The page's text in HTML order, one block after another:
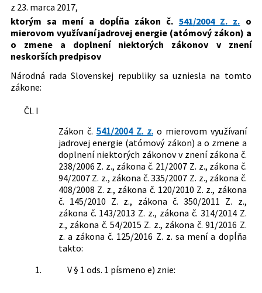
Dátum vyhlásenia:
27.04.2017
Autor: Národná rada Slovenskej republiky
Právna oblasť:
Energetika a priemysel
z 23. marca 2017,
ktorým sa mení a dopĺňa zákon č. 541/2004 Z. z. o
mierovom využívaní jadrovej energie (atómový zákon) a
o zmene a doplnení niektorých zákonov v znení
neskorších predpisov
Národná rada Slovenskej republiky sa uzniesla na tomto
zákone:
Čl. I
Zákon č. 541/2004 Z. z.o mierovom využívaní
jadrovej energie (atómový zákon) a o zmene a
doplnení niektorých zákonov v znení zákona č.
238/2006 Z. z., zákona č. 21/2007 Z. z., zákona č.
94/2007 Z. z., zákona č. 335/2007 Z. z., zákona č.
408/2008 Z. z., zákona č. 120/2010 Z. z., zákona
č. 145/2010 Z. z., zákona č. 350/2011 Z. z.,
zákona č. 143/2013 Z. z., zákona č. 314/2014 Z.
z., zákona č. 54/2015 Z. z., zákona č. 91/2016 Z.
z. a zákona č. 125/2016 Z. z. sa mení a dopĺňa
takto:
1.
V § 1 ods. 1 písmeno e) znie: